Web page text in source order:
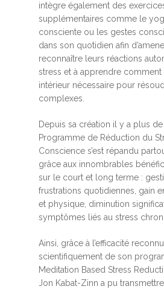
intègre également des
supplémentaires comme le
consciente ou les gestes
dans son quotidien afin
reconnaître leurs réactions
stress et à apprendre
intérieur nécessaire pour
complexes.
Depuis sa création il y a plus
Programme de Réduction du
Conscience s’est répandu
grâce aux innombrables
sur le court et long terme :
frustrations quotidiennes, gain
et physique, diminution
symptômes liés au stress
Ainsi, grâce à l’efficacité
scientifiquement de son
Meditation Based Stress
Jon Kabat-Zinn a pu